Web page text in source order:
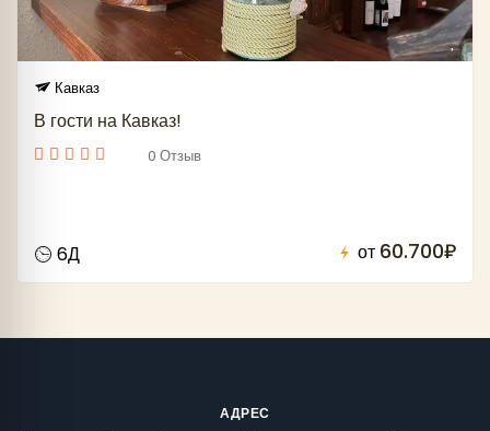
Кавказ
В гости на Кавказ!
0 Отзыв
6Д от 60.700₽
АДРЕС